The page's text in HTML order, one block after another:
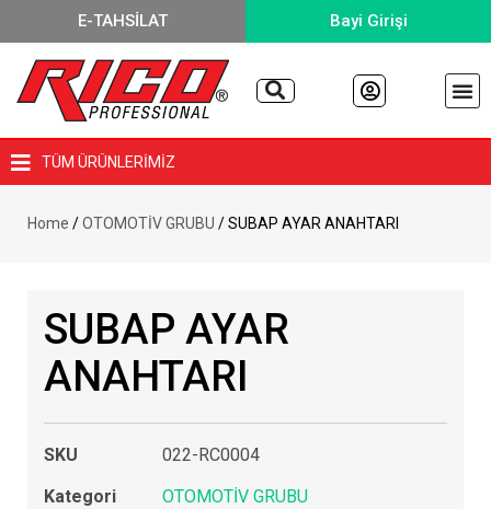
E-TAHSİLAT Bayi Girişi
TÜM ÜRÜNLERİMİZ
Home /OTOMOTİV GRUBU / SUBAP AYAR ANAHTARI
SUBAP AYAR
ANAHTARI
SKU
022-RC0004
Kategori
OTOMOTİV GRUBU